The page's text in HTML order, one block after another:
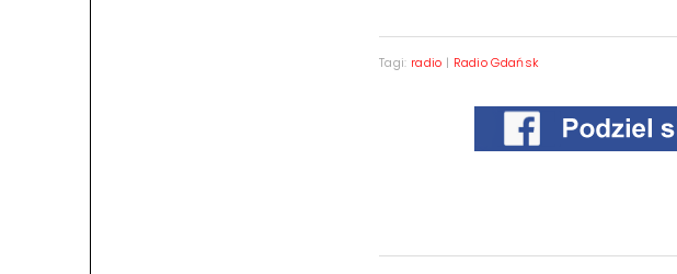
Tagi: radio | Radio Gdańsk